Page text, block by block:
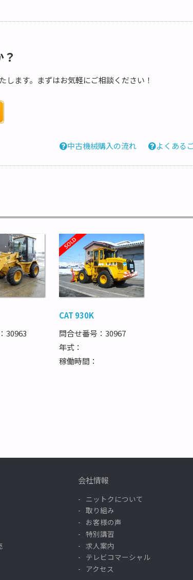
ます。まずはお気軽にご相談ください！
中古機械購入の流れ よくある
30963
CAT 930K
問合せ番号：30967
年式：
稼働時間：
会社情報
ニットクについて
取り組み
お客様の声
特別講習
求人案内
テレビコマーシャル
アクセス